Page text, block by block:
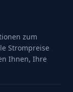
zum
Strompreise
Ihnen, Ihre